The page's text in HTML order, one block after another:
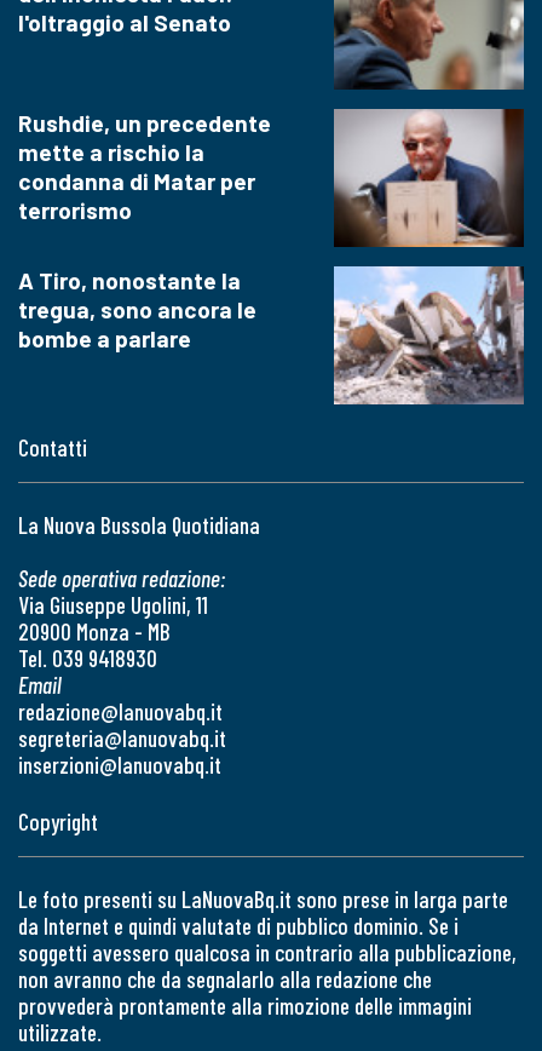
Contatti
La Nuova Bussola Quotidiana
Sede operativa redazione:
Via Giuseppe Ugolini, 11
20900 Monza - MB
Tel. 039 9418930
Email
redazione@lanuovabq.it
segreteria@lanuovabq.it
inserzioni@lanuovabq.it
l'oltraggio al Senato
Rushdie, un precedente
mette a rischio la
condanna di Matar per
terrorismo
A Tiro, nonostante la
tregua, sono ancora le
bombe a parlare
Copyright
Le foto presenti su LaNuovaBq.it sono prese in larga parte
da Internet e quindi valutate di pubblico dominio. Se i
soggetti avessero qualcosa in contrario alla pubblicazione,
non avranno che da segnalarlo alla redazione che
provvederà prontamente alla rimozione delle immagini
utilizzate.